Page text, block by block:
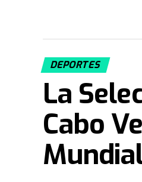
DEPORTES
La
Cabo